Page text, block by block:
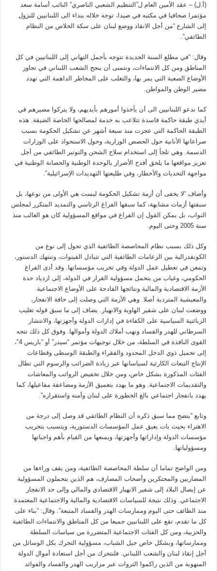
(أ.ل) – عقد الأمين العام ل”التنظيم الشعبي الناصري” النائب أسامة سعد
مؤتمرا صحافيا في مكتبه في صيدا، توجه خلاله بنداء الى اللبنانيين للنزول
إلى الشارع “من أجل الانقاذ ووضع لبنان على سكة الخلاص من النظام
الطائفي”.
وقال: “في مطلع السنة الجديدة نتوجه بأجمل التهاني إلى اللبنانيين في كل
المناطق ومن كل الانتماءات، ونتمنى أن ينجح الشعب اللبناني في تجاوز
الأوضاع الصعبة التي يمر بها، والتغلب على المخاطر الداهمة التي تهدد
مصير الوطن والمواطن.
كما ندعو اللبنانيين الى أن يأخذوا أمورهم بأيديهم، ولا يتركوا مصيرهم في
أيدي طبقة حاكمة فاسدة تتلاعب به خدمة لمصالحها الخاصة الضيقة. هذه
الطبقة الحاكمة التي عجزت منذ سبعة أشهر عن تشكيل الحكومة بسبب
صراعاتها الأنانية حول الحصص الوزارية، وحول الاستحواذ على الوزارات
الدسمة. وهي تلجأ إلى استخدام سلاح الشحن والتوتير الطائفي من أجل
تعزيز مواقعها ما يلحق أفدح الأضرار بالوحدة الوطنية والحصانة الوطنية في
مواجهة التحديات والأخطار، وفي طليعتها التهديدات الإسرائيلية”.
وأضاف “لا يخفى أن أزمة تشكيل الحكومة ليست هي الأولى من نوعها، بل
سبقتها أزمات مشابهة، كما سبقها الفراغ الرئاسي والتمديد المتكرر لمجلس
النواب، بل يمكن القول إن الفراغ في مواقع المسؤولية كان هو الغالب منذ
سنة 2005 وحتى اليوم.
وكل ذلك بسبب نظام المحاصصة الطائفية الذي تحول إلى نوع من
الكونفدرالية بين الزعامات الطائفية التي تتبادل الفيتوات، وتنتهك الدستور،
وتمعن في تعطيل عمل الدولة وفي تخريب مؤسساتها. وقد أدى الفراغ
الحكومي، وغياب من يتحمل مسؤولية القرار في الدولة، إلى ازدياد حدة
الأزمة الاقتصادية والمالية ونتائجها الفادحة على الأوضاع الاجتماعية
والمعيشية المتردية أصلا. وهي الأزمة التي وصلت إلى حافة الانفجار،
ووضعت لبنان على شفير الهاوية والانهيار. يضاف إلى ما سبق قوله تغليب
الزبائنية السياسية على الكفاءة في إدارات الدولة وأجهزتها، والانتشار
السرطاني للهدر والفساد ونهب أملاك الدولة وأموالها. وفوق كل ذلك تتجه
القوى النافذة في السلطة، من خلال توجيهات مؤتمر “سيدر” أو “باريس 4″،
إلى تحميل ذوي الدخل المحدود والفقراء والطبقة الوسطى وقطاعات
الإنتاج التبعات الكارثية لسياساتها عبر زيادة الضرائب والرسوم التي تطال
الفئات المذكورة بشكل خاص، ومن خلال تخفيض الرواتب والمعاشات
والتقديمات الاجتماعية. وهو ما يهدد بتعميق الأزمة ومضاعفة مفاعيلها، كما
يهدد بانفجار اجتماعي بالغ الخطورة على لبنان وأمنه واستقراره”.
وتابع “يتضح مما سبق ذكره أن النظام الطائفي قد وصل إلى درجة من
الاهتراء بحيث بات يعيق عمل المؤسسات الدستورية، ويتسبب بتخريب
مؤسسات الدولة وإداراتها وأجهزتها، ويمنعها من القيام بأهم واجباتها
ومسؤولياتها.
ومن الواضح تماما أن سلطة المحاصصة الطائفية، ومن يقف وراءها من
المضاربين والمحتكرين وأصحاب المصارف، هم الذين يتحملون المسؤولية
عن إيصال البلاد إلى شفير الانهيار الاقتصادي والمالي وإلى حد الانفجار
الاجتماعي. وذلك نتيجة للسياسات الاقتصادية والمالية والاجتماعية المعتمدة
منذ الطائف حتى اليوم وممارسات الهدر والفساد المتبعة”. وقال: “بناء على
كل ما تقدم، تقع على اللبنانيين جميعا من كل المناطق والانتماءات الطائفية
والحزبية، ومن كل الفئات الاجتماعية المتضررة من سياسات السلطة
وممارساتها، وبشكل خاص جيل الشباب، مسؤولية التحرك بكل الوسائل من
أجل إنقاذ لبنان والشعب اللبناني. فلنتحرك من أجل استعادة أموال الدولة
المنهوبة من الذين راكموا الثروات عبر مزاريب الهدر والفساد والفوائد